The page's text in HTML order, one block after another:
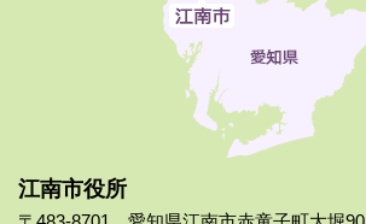
江南市役所